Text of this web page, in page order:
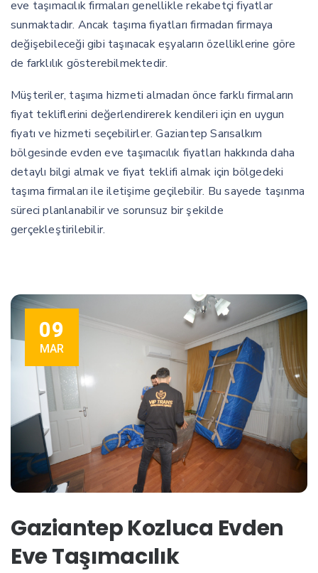
eve taşımacılık firmaları genellikle rekabetçi fiyatlar
sunmaktadır. Ancak taşıma fiyatları firmadan firmaya
değişebileceği gibi taşınacak eşyaların özelliklerine göre
de farklılık gösterebilmektedir.
Müşteriler, taşıma hizmeti almadan önce farklı firmaların
fiyat tekliflerini değerlendirerek kendileri için en uygun
fiyatı ve hizmeti seçebilirler. Gaziantep Sarısalkım
bölgesinde evden eve taşımacılık fiyatları hakkında daha
detaylı bilgi almak ve fiyat teklifi almak için bölgedeki
taşıma firmaları ile iletişime geçilebilir. Bu sayede taşınma
süreci planlanabilir ve sorunsuz bir şekilde
gerçekleştirilebilir.
09
MAR
Gaziantep Kozluca Evden
Eve Taşımacılık